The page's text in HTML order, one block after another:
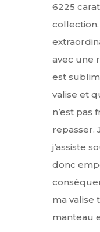
6225
collection.
avec une
est
valise et
n’est pas
repasser.
j’assiste
donc
ma valise
manteau